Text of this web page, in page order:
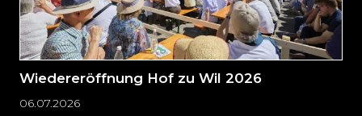
Wiedereröffnung Hof zu Wil 2026
06.07.2026